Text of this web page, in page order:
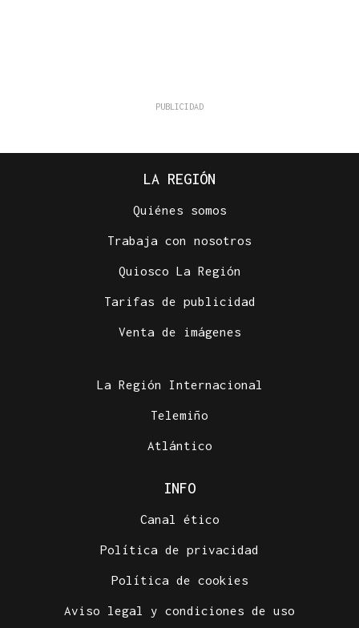
LA REGIÓN
Quiénes somos
Trabaja con nosotros
Quiosco La Región
Tarifas de publicidad
Venta de imágenes
La Región Internacional
Telemiño
Atlántico
INFO
Canal ético
Política de privacidad
Política de cookies
Aviso legal y condiciones de uso